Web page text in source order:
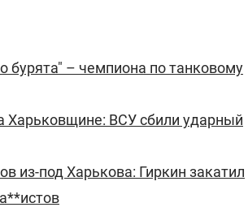
бурята" – чемпиона по танковому
Харьковщине: ВСУ сбили ударный
из-под Харькова: Гиркин закатил